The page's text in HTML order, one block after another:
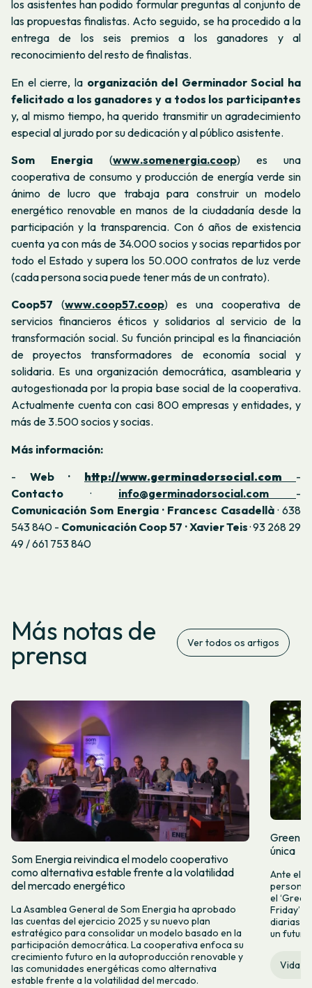
los asistentes han podido formular preguntas al conjunto de
las propuestas finalistas. Acto seguido, se ha procedido a la
entrega de los seis premios a los ganadores y al
reconocimiento del resto de finalistas.
En el cierre, la organización del Germinador Social ha
felicitado a los ganadores y a todos los participantes
y, al mismo tiempo, ha querido transmitir un agradecimiento
especial al jurado por su dedicación y al público asistente.
Som Energia (www.somenergia.coop) es una
cooperativa de consumo y producción de energía verde sin
ánimo de lucro que trabaja para construir un modelo
energético renovable en manos de la ciudadanía desde la
participación y la transparencia. Con 6 años de existencia
cuenta ya con más de 34.000 socios y socias repartidos por
todo el Estado y supera los 50.000 contratos de luz verde
(cada persona socia puede tener más de un contrato).
Coop57 (www.coop57.coop) es una cooperativa de
servicios financieros éticos y solidarios al servicio de la
transformación social. Su función principal es la financiación
de proyectos transformadores de economía social y
solidaria. Es una organización democrática, asamblearia y
autogestionada por la propia base social de la cooperativa.
Actualmente cuenta con casi 800 empresas y entidades, y
más de 3.500 socios y socias.
Más información:
- Web · http://www.germinadorsocial.com -
Contacto · info@germinadorsocial.com
-
Comunicación Som Energia · Francesc Casadellà · 638
543 840 - Comunicación Coop 57 · Xavier Teis· 93 268 29
49 / 661 753 840
Más notas de
prensa Ver todos os artigos
Som Energia reivindica el modelo cooperativo
como alternativa estable frente a la volatilidad
del mercado energético
La Asamblea General de Som Energia ha aprobado
las cuentas del ejercicio 2025 y su nuevo plan
estratégico para consolidar un modelo basado en la
participación democrática. La cooperativa enfoca su
crecimiento futuro en la autoproducción renovable y
las comunidades energéticas como alternativa
estable frente a la volatilidad del mercado.
Green
única
Ante el
el
Friday’
diarias y
un
Vida